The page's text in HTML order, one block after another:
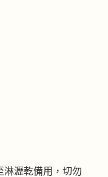
淋瀝乾備用，切勿